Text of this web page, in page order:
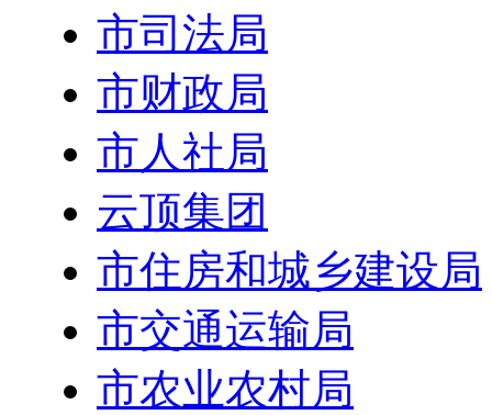
市司法局
市财政局
市人社局
云顶集团
市住房和城乡建设局
市交通运输局
市农业农村局